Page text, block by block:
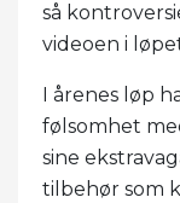
så
videoen i
I årenes løp
følsomhet
sine
tilbehør som